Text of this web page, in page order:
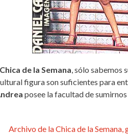
de la Semana, sólo sabemos
figura son suficientes para
posee la facultad de
Archivo de la Chica de la Semana,